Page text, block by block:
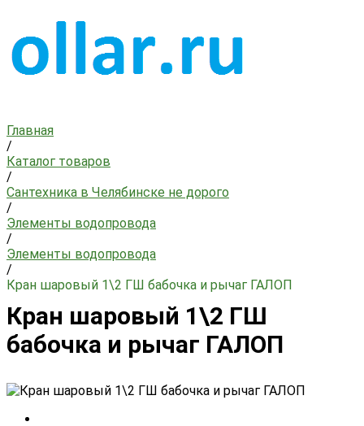
Главная
/
Каталог товаров
/
Сантехника в Челябинске не дорого
/
Элементы водопровода
/
Элементы водопровода
/
Кран шаровый 1\2 ГШ бабочка и рычаг ГАЛОП
Кран шаровый 1\2 ГШ
бабочка и рычаг ГАЛОП